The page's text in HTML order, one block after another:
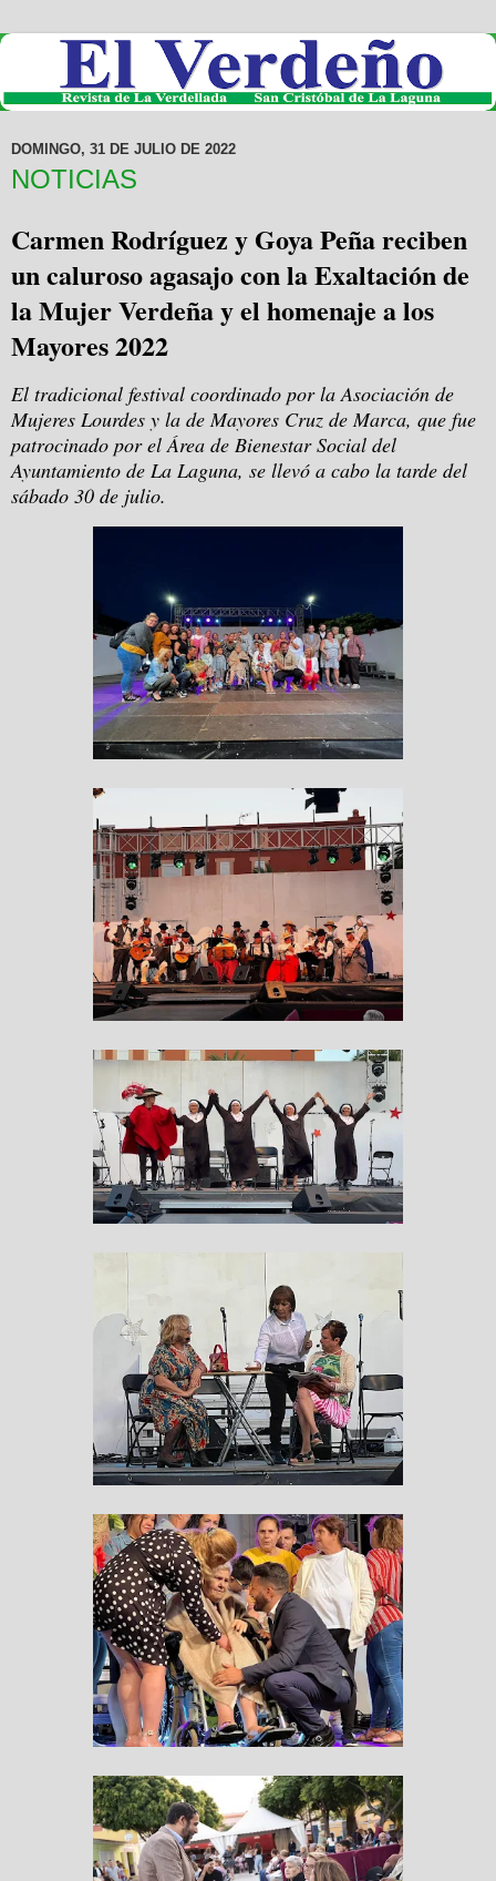
DOMINGO, 31 DE JULIO DE 2022
NOTICIAS
Carmen Rodríguez y Goya Peña reciben
un caluroso agasajo con la Exaltación de
la Mujer Verdeña y el homenaje a los
Mayores 2022
El tradicional festival coordinado por la Asociación de
Mujeres Lourdes y la de Mayores Cruz de Marca, que fue
patrocinado por el Área de Bienestar Social del
Ayuntamiento de La Laguna, se llevó a cabo la tarde del
sábado 30 de julio.